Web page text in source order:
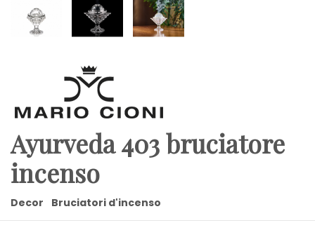
Ayurveda 403 bruciatore
incenso
Decor Bruciatori d'incenso